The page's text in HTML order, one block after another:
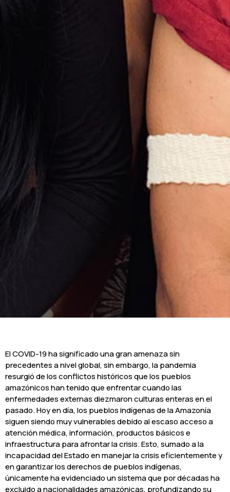
El COVID-19 ha significado una gran amenaza sin
precedentes a nivel global, sin embargo, la pandemia
resurgió de los conflictos históricos que los pueblos
amazónicos han tenido que enfrentar cuando las
enfermedades externas diezmaron culturas enteras en el
pasado. Hoy en día, los pueblos indígenas de la Amazonía
siguen siendo muy vulnerables debido al escaso acceso a
atención médica, información, productos básicos e
infraestructura para afrontar la crisis. Esto, sumado a la
incapacidad del Estado en manejar la crisis eficientemente y
en garantizar los derechos de pueblos indígenas,
únicamente ha evidenciado un sistema que por décadas ha
excluido a nacionalidades amazónicas, profundizando su